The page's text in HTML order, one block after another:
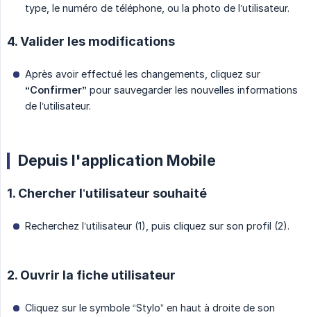
type, le numéro de téléphone, ou la photo de l’utilisateur.
4. Valider les modifications
Après avoir effectué les changements, cliquez sur
“Confirmer” pour sauvegarder les nouvelles informations
de l’utilisateur.
Depuis l'application Mobile
1. Chercher l’utilisateur souhaité
Recherchez l’utilisateur (1), puis cliquez sur son profil (2).
2. Ouvrir la fiche utilisateur
Cliquez sur le symbole “Stylo” en haut à droite de son